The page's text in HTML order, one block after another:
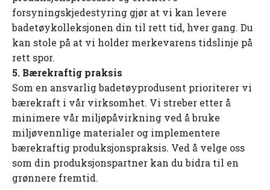
forsyningskjedestyring gjør at vi kan levere
badetøykolleksjonen din til rett tid, hver gang. Du
kan stole på at vi holder merkevarens tidslinje på
rett spor.
5. Bærekraftig praksis
Som en ansvarlig badetøyprodusent prioriterer vi
bærekraft i vår virksomhet. Vi streber etter å
minimere vår miljøpåvirkning ved å bruke
miljøvennlige materialer og implementere
bærekraftig produksjonspraksis. Ved å velge oss
som din produksjonspartner kan du bidra til en
grønnere fremtid.